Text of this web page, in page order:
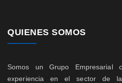
QUIENES SOMOS
Somos un Grupo
experiencia en el sector de